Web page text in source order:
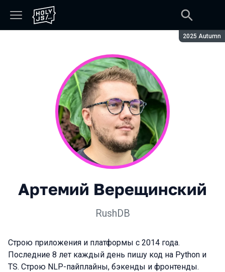
Сезон:
2025 Autumn
Артемий Верещинский
RushDB
Строю приложения и платформы с 2014 года.
Последние 8 лет каждый день пишу код на Python и
TS. Строю NLP-пайплайны, бэкенды и фронтенды.